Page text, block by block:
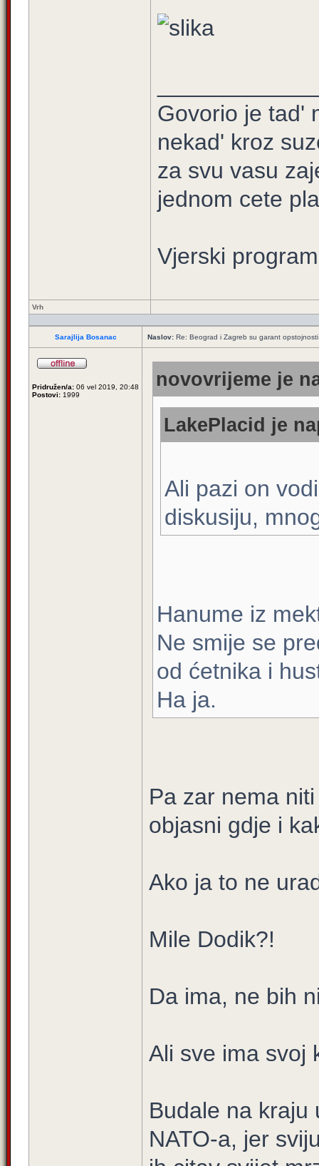
Govorio je tad'
nekad' kroz
za svu vasu
jednom cete
Vjerski
Vrh
Sarajlija Bosanac Naslov: Re: Beograd i Zagreb su garant
Pridružen/a: 06 vel 2019, 20:48
Postovi: 1999
novovrijeme je
LakePlacid je
Ali pazi on
diskusiju,
Hanume iz
Ne smije se
od ćetnika i
Ha ja.
Pa zar nema
objasni gdje i
Ako ja to ne
Mile Dodik?!
Da ima, ne bih
Ali sve ima svoj
Budale na kraju
NATO-a, jer